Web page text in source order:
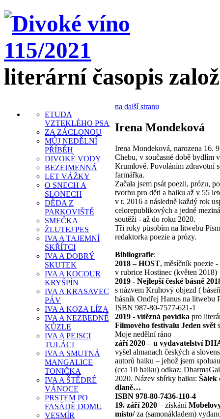
literární časopis
ETUDA
VZTEKLÉHO PSA
ZA ZÁCLONOU
MŮJ NEDĚLNÍ
PŘÍBĚH
DIVOKÉ VODY
BEZEJMENNÁ
LET VÁŽKY
O SNECH A
SLONECH
DĚDA Z
PARKOVIŠTĚ
SMEČKA
ŽLUTEJ PES
IVA A TAJEMNÍ
SKŘÍTCI
IVA A DOBRÝ
SKUTEK
IVA A KOCOUR
KRYŠPÍN
IVA A KRASAVEC
PÁV
IVA A KOZA LÍZA
IVA A NEZBEDNÉ
KŮZLE
IVA A PEJSCI
TULÁCI
IVA A SMUTNÁ
MANGALICE
TONIČKA
IVA A ŠTĚDRÉ
VÁNOCE
PRSTEM PO
FASÁDĚ DOMU
VESMÍR
na další stranu
Irena Mondeková
Irena Mondeková, narozena 16.
Chebu, v současné době bydlím
Krumlově. Povoláním zdravotní
farmářka.
Začala jsem psát poezii, prózu,
tvorbu pro děti a haiku až v 55
v r. 2016 a následně každý rok
celorepublikových a jedné
soutěži - až do roku 2020.
Tři roky působím na litwebu
redaktorka poezie a prózy.
Bibliografie:
2018 – HOST, měsíčník poezie -
v rubrice Hostinec (květen 2018)
2019 - Nejlepší české básně
s názvem Kruhový objezd (
básník Ondřej Hanus na litwebu
ISBN 987-80-7577-621-1
2019 - vítězná povídka pro
Filmového festivalu Jeden svět
Moje nedělní ráno
září 2020 – u vydavatelství
vyšel almanach českých a
autorů haiku – jehož jsem
(cca 10 haiku) odkaz:
2020. Název sbírky haiku: Šálek
dlaně…
ISBN 978-80-7436-110-4
19. září 2020 – získání
místo/za (samonákladem)